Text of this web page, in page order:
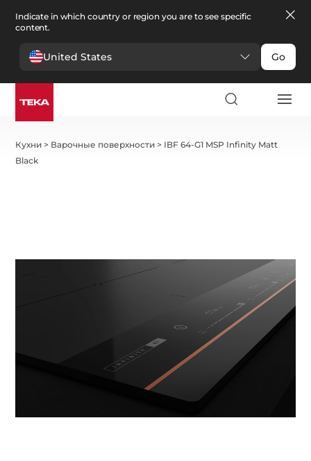
Indicate in which country or region you are to see specific
content.
United States Go
Кухни > Варочные поверхности > IBF 64-G1 MSP Infinity Matt
Black